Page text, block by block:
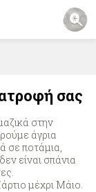
σας
στην
άγρια
σε ποτάμια,
είναι σπάνια
μέχρι Μάιο.